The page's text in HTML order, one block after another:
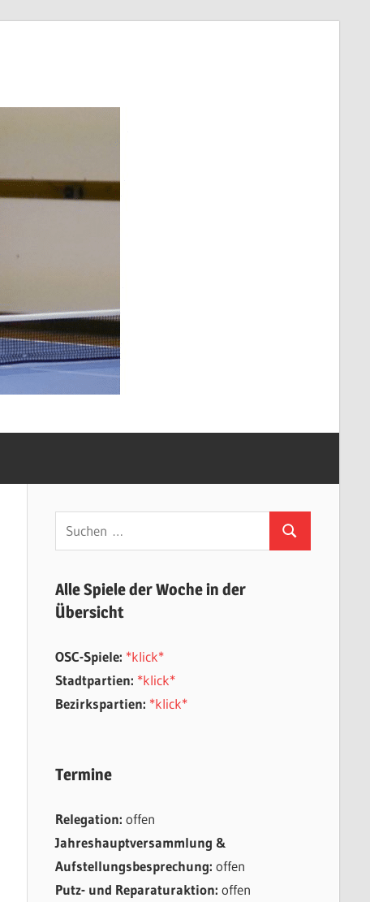
Suchen
nach:
Suchen
Alle Spiele der Woche in der
Übersicht
OSC-Spiele: *klick*
Stadtpartien: *klick*
Bezirkspartien: *klick*
Termine
Relegation: offen
Jahreshauptversammlung &
Aufstellungsbesprechung: offen
Putz- und Reparaturaktion: offen